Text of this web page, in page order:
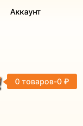
Аккаунт
0 товаров 0 ₽